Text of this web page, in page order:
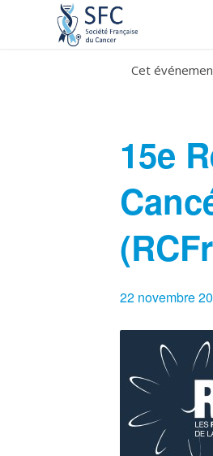
Cet
15e
22 novembre